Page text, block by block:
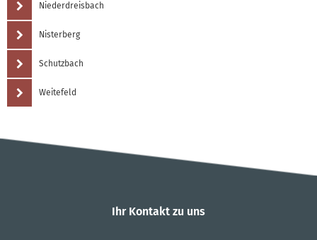
Niederdreisbach
Nisterberg
Schutzbach
Weitefeld
Ihr Kontakt zu uns